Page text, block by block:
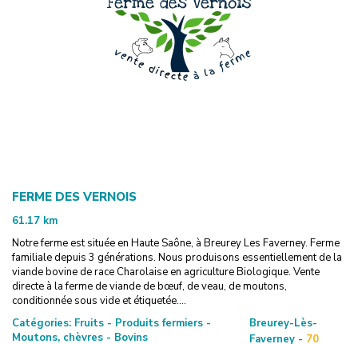
FERME DES VERNOIS
61.17 km
Notre ferme est située en Haute Saône, à Breurey Les Faverney. Ferme
familiale depuis 3 générations. Nous produisons essentiellement de la
viande bovine de race Charolaise en agriculture Biologique. Vente
directe à la ferme de viande de bœuf, de veau, de moutons,
conditionnée sous vide et étiquetée....
Catégories: Fruits - Produits fermiers -
Moutons, chèvres - Bovins
Breurey-Lès-
Faverney - 70